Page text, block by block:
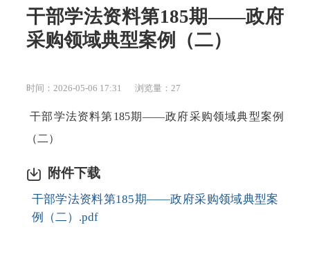
干部学法资料第185期——政府
采购领域典型案例（二）
时间：2026-05-06 17:31 浏览量： 27
干部学法资料第185期——政府采购领域典型案例
（二）
附件下载
干部学法资料第185期——政府采购领域典型案
例（二）.pdf